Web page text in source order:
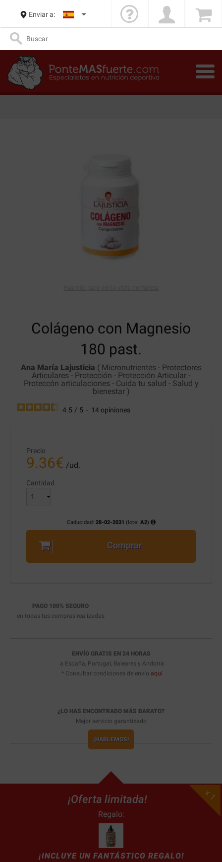
Enviar a:
Colágeno con Magnesio
180 past.
Ana María Lajusticia ( Micronutrientes - Protectores
Articulares - Protección - Protección Articular -
Proteccón articulaciones - Cuida tu salud - Salud y
bienestar)
4.5 / 5 - 14 opiniones
Precio
9.36€ /ud.
Cantidad
Caducidad: 28-02-2031 (lote: A2)
Comprar
PAGO 100% SEGURO
en todas tus compras realizadas
ENVÍO GRATIS EN 24 HORAS
a España, Portugal, Baleares y Andorra
* Consultar condiciones de envío aquí
¿LO HAS ENCONTRADO MÁS BARATO?
Mejor servicio garantizado
¡HABLEMOS!
¡Oferta limitada!
Regalo:
¡INCLUYE UN FANTÁSTICO REGALO!
x 1